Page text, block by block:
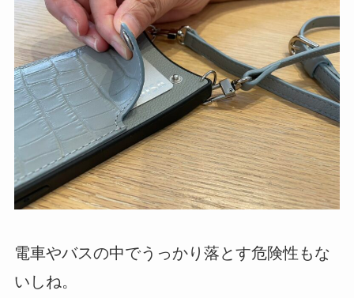
電車やバスの中でうっかり落とす危険性もな
いしね。